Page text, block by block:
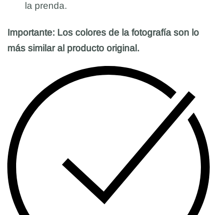
la prenda.
Importante: Los colores de la fotografía son lo
más similar al producto original.